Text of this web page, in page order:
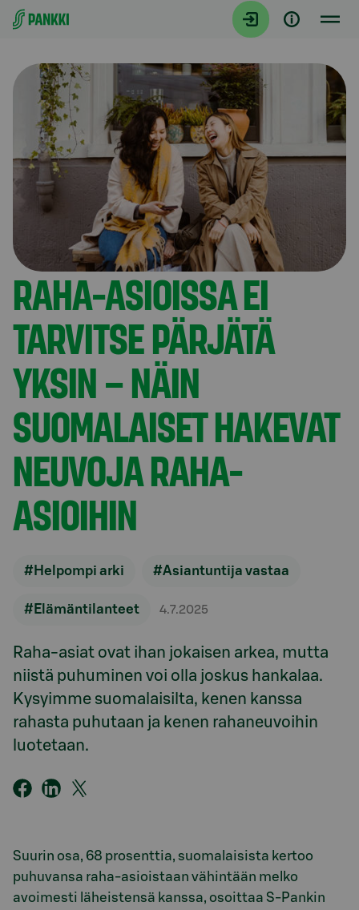
Siirry suoraan sisältöön
Artikkelit
RAHA-ASIOISSA EI
TARVITSE PÄRJÄTÄ
YKSIN – NÄIN
SUOMALAISET HAKEVAT
NEUVOJA RAHA-
ASIOIHIN
#Helpompi arki #Asiantuntija vastaa
#Elämäntilanteet 4.7.2025
Raha-asiat ovat ihan jokaisen arkea, mutta
niistä puhuminen voi olla joskus hankalaa.
Kysyimme suomalaisilta, kenen kanssa
rahasta puhutaan ja kenen rahaneuvoihin
luotetaan.
Suurin osa, 68 prosenttia, suomalaisista kertoo
puhuvansa raha-asioistaan vähintään melko
avoimesti läheistensä kanssa, osoittaa S-Pankin